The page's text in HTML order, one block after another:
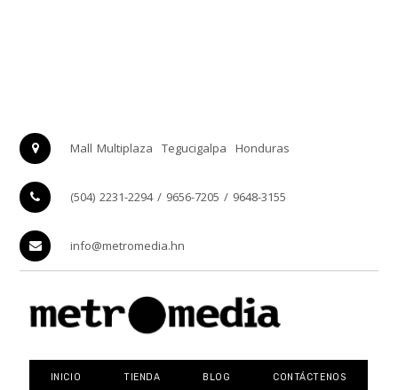
Mall Multiplaza Tegucigalpa Honduras
(504) 2231-2294 / 9656-7205 / 9648-3155
info@metromedia.hn
INICIO TIENDA BLOG CONTÁCTENOS